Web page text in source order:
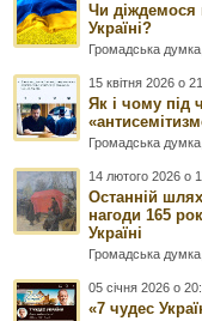
Чи діждемося
Україні?
Громадська думка
15 квітня 2026 о
Як і чому під
Громадська думка
14 лютого 2026 о
Останній
нагоди 165
Україні
Громадська думка
05 січня 2026 о
«7 чудес